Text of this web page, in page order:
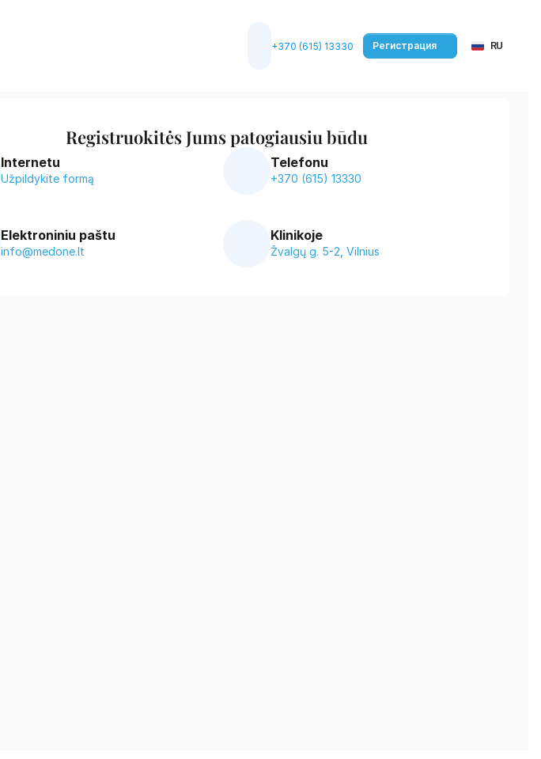
+370 (615) 13330 Регистрация
Select Language
RU
Registruokitės Jums patogiausiu būdu
Internetu
Užpildykite formą
Telefonu
+370 (615) 13330
Elektroniniu paštu
info@medone.lt
Klinikoje
Žvalgų g. 5-2, Vilnius